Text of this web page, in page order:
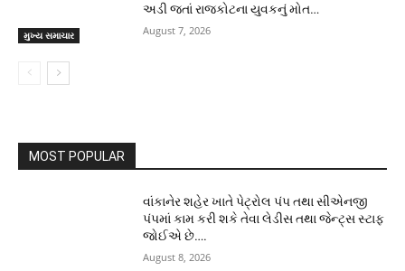
મુખ્ય સમાચાર
અડી જતાં રાજકોટના યુવકનું મોત…
August 7, 2026
MOST POPULAR
વાંકાનેર શહેર ખાતે પેટ્રોલ પંપ તથા સીએનજી
પંપમાં કામ કરી શકે તેવા લેડીસ તથા જેન્ટ્સ સ્ટાફ
જોઈએ છે….
August 8, 2026